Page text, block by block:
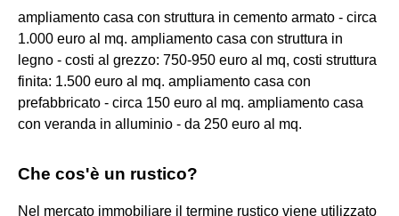
ampliamento casa con struttura in cemento armato - circa
1.000 euro al mq. ampliamento casa con struttura in
legno - costi al grezzo: 750-950 euro al mq, costi struttura
finita: 1.500 euro al mq. ampliamento casa con
prefabbricato - circa 150 euro al mq. ampliamento casa
con veranda in alluminio - da 250 euro al mq.
Che cos'è un rustico?
Nel mercato immobiliare il termine rustico viene utilizzato